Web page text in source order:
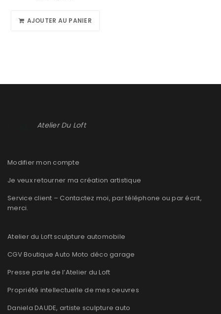
AJOUTER AU PANIER
Atelier Du Loft
Modifier mon compte
Je veux retourner ma création artistique
Service client – Contactez moi, par téléphone ou par écrit,
merci.
Atelier du Loft sculpture automobile
CGV Boutique Auto Moto déco garage
Presse parle de l’Atelier du Loft
Propriété intellectuelle de mes oeuvres
Daniela DAUDE, artiste sculpture auto